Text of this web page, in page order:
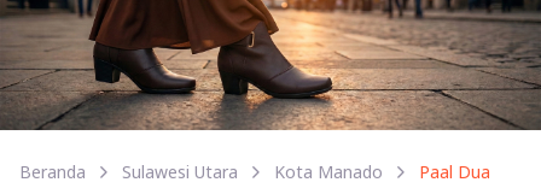
Beranda Sulawesi Utara Kota Manado Paal Dua